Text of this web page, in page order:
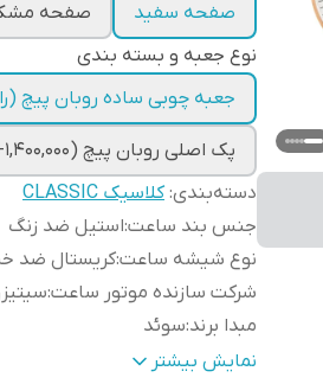
صفحه سفید
صفحه
نوع جعبه و بسته بندی
جعبه چوبی ساده روبان پیچ
پک اصلی روبان پیچ (1,400,000+ تومان)
دسته‌بندی:کلاسیک CLASSIC
جنس بند ساعت:استیل ضد زنگ
نوع شیشه ساعت:کریستال ضد
شرکت سازنده موتور ساعت:
مبدا برند:سوئد
گارانتی : یکساله دنیل ولینگتوننمایش بیشتر